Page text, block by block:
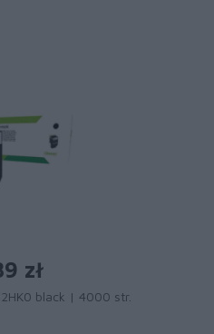
zł
black | 4000 str.